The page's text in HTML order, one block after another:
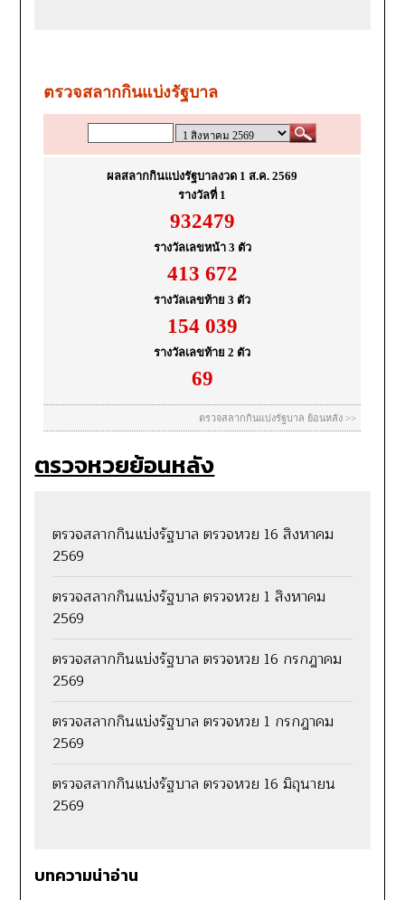
ตรวจหวยย้อนหลัง
ตรวจสลากกินแบ่งรัฐบาล ตรวจหวย 16 สิงหาคม
2569
ตรวจสลากกินแบ่งรัฐบาล ตรวจหวย 1 สิงหาคม
2569
ตรวจสลากกินแบ่งรัฐบาล ตรวจหวย 16 กรกฎาคม
2569
ตรวจสลากกินแบ่งรัฐบาล ตรวจหวย 1 กรกฎาคม
2569
ตรวจสลากกินแบ่งรัฐบาล ตรวจหวย 16 มิถุนายน
2569
บทความน่าอ่าน